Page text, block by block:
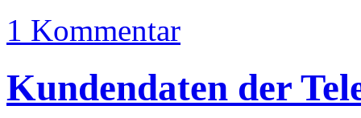
1 Kommentar
Kundendaten der